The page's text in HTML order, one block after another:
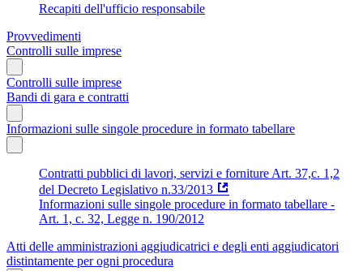
Recapiti dell'ufficio responsabile
Provvedimenti
Controlli sulle imprese
Controlli sulle imprese
Bandi di gara e contratti
Informazioni sulle singole procedure in formato tabellare
Contratti pubblici di lavori, servizi e forniture Art. 37,c. 1,2
del Decreto Legislativo n.33/2013
Informazioni sulle singole procedure in formato tabellare -
Art. 1, c. 32, Legge n. 190/2012
Atti delle amministrazioni aggiudicatrici e degli enti aggiudicatori
distintamente per ogni procedura